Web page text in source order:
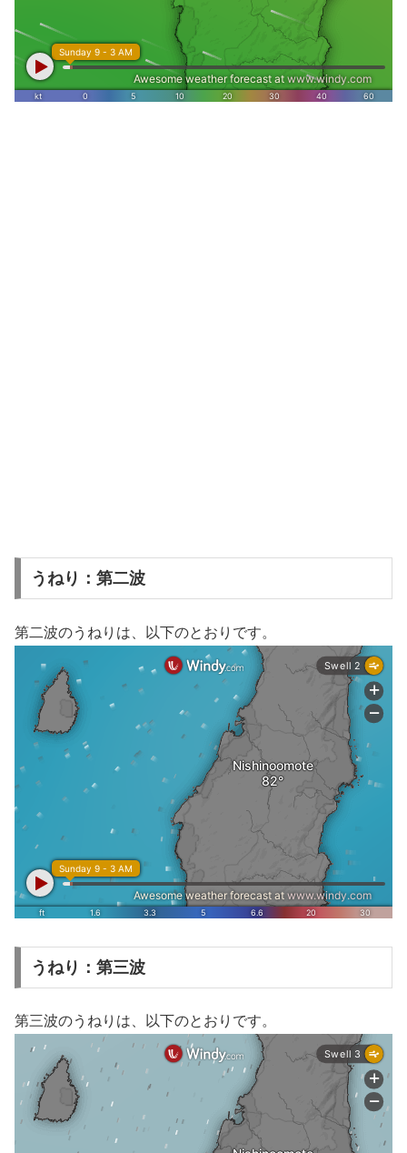
うねり：第二波
第二波のうねりは、以下のとおりです。
うねり：第三波
第三波のうねりは、以下のとおりです。